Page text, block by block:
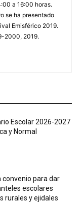
a 16:00 horas.
se ha presentado
Emisférico 2019.
2000, 2019.
Escolar 2026-2027
y Normal
convenio para dar
escolares
rurales y ejidales